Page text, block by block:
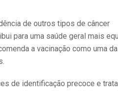
de outros tipos de câncer
para uma saúde geral mais
a vacinação como uma
de identificação precoce e